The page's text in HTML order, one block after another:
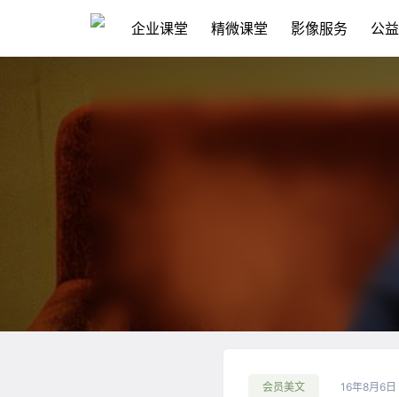
企业课堂 精微课堂 影像服务 公益
会员美文 16年8月6日